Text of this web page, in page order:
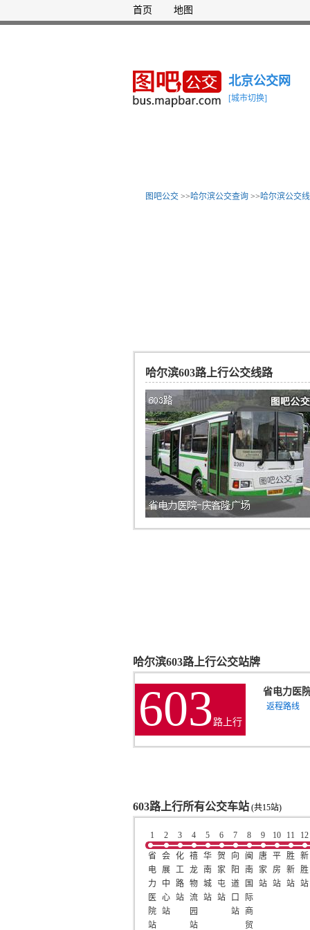
首页 地图
北京公交网
[城市切换]
图吧公交 >>哈尔滨公交查询 >>哈尔滨公交
哈尔滨603路上行公交线路
哈尔滨603路上行公交站牌
603 路上行
省电力医
返程路线
603路上行所有公交车站 (共15站)
1
省
电
力
医
院
站
2
会
展
中
心
站
3
化
工
路
站
4
禧
龙
物
流
园
站
5
华
南
城
站
6
贺
家
屯
站
7
向
阳
道
口
站
8
闽
南
国
际
商
贸
9
唐
家
站
10
平
房
站
11
胜
新
站
12
新
胜
站